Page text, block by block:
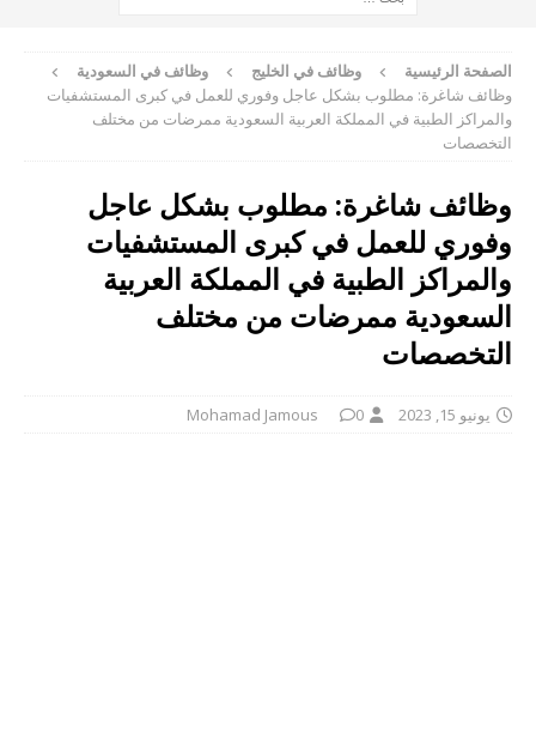
الصفحة الرئيسية وظائف في الخليج
وظائف في السعودية
وظائف شاغرة: مطلوب بشكل عاجل وفوري للعمل في كبرى المستشفيات
والمراكز الطبية في المملكة العربية السعودية ممرضات من مختلف
التخصصات
وظائف شاغرة: مطلوب بشكل عاجل
وفوري للعمل في كبرى المستشفيات
والمراكز الطبية في المملكة العربية
السعودية ممرضات من مختلف
التخصصات
يونيو 15, 2023 Mohamad Jamous 0